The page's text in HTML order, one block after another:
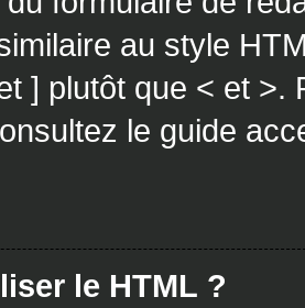
au style
] plutôt que < et >.
le guide
le HTML ?